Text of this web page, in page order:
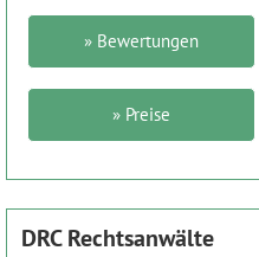
» Bewertungen
» Preise
DRC Rechtsanwälte